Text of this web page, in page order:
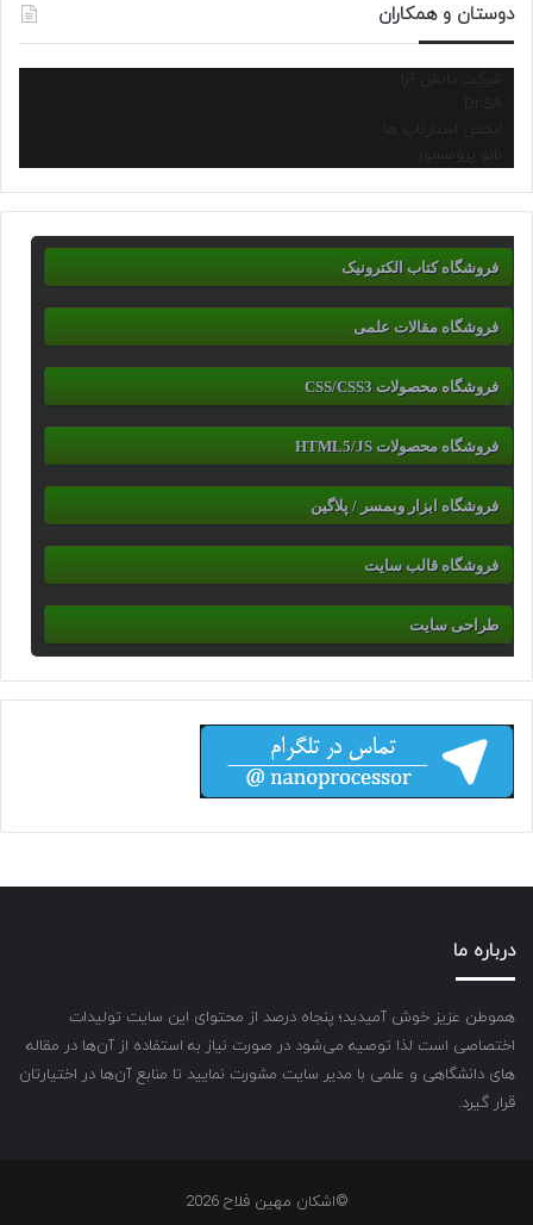
دوستان و همکاران
شرکت دانش آرا
انجمن استارتاپ ها
نانو پروسسور
فروشگاه کتاب الکترونیک
فروشگاه مقالات علمی
فروشگاه محصولات CSS/CSS3
فروشگاه محصولات HTML5/JS
فروشگاه ابزار وبمسر / پلاگین
فروشگاه قالب سایت
طراحی سایت
درباره ما
هموطن عزیز خوش آمیدید؛ پنجاه درصد از محتوای این سایت تولیدات
اختصاصی است لذا توصیه می‌شود در صورت نیاز به استفاده از آن‌ها در مقاله
های دانشگاهی و علمی با مدیر سایت مشورت نمایید تا منابع آن‌ها در اختیارتان
قرار گیرد.
©اشکان مهین فلاح 2026